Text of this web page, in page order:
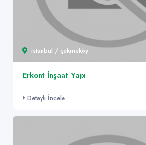
istanbul / çekmeköy
Erkont İnşaat Yapı
Detaylı İncele